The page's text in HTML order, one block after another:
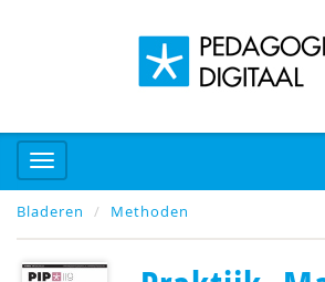
Bladeren Methoden